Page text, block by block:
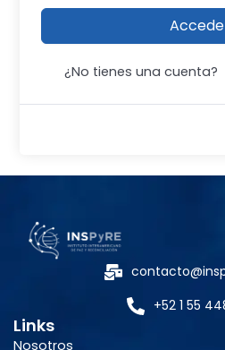
¿No tienes una cuenta?
+52 1 55
Links
Nosotros